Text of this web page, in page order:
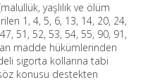
yaşlılık ve ölüm
1, 4, 5, 6, 13, 14, 20, 24,
51, 52, 53, 54, 55, 90, 91,
madde hükümlerinden
sigorta kollarına tabi
konusu destekten